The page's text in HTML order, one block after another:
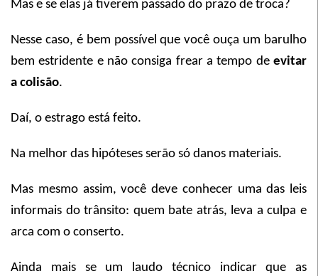
Mas e se elas já tiverem passado do prazo de troca?
Nesse caso, é bem possível que você ouça um barulho
bem estridente e não consiga frear a tempo de evitar
a colisão.
Daí, o estrago está feito.
Na melhor das hipóteses serão só danos materiais.
Mas mesmo assim, você deve conhecer uma das leis
informais do trânsito: quem bate atrás, leva a culpa e
arca com o conserto.
Ainda mais se um laudo técnico indicar que as